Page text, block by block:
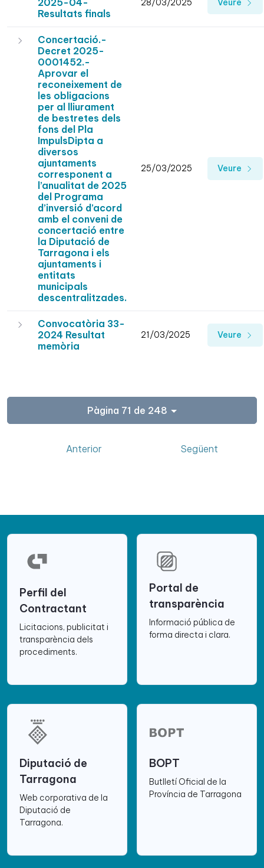
2025-04-
Resultats finals
28/03/2025 Veure
Concertació.-
Decret 2025-
0001452.-
Aprovar el
reconeixement de
les obligacions
per al lliurament
de bestretes dels
fons del Pla
ImpulsDipta a
diversos
ajuntaments
corresponent a
l’anualitat de 2025
del Programa
d’inversió d’acord
amb el conveni de
concertació entre
la Diputació de
Tarragona i els
ajuntaments i
entitats
municipals
descentralitzades.
25/03/2025 Veure
Convocatòria 33-
2024 Resultat
memòria
21/03/2025 Veure
Pàgina 71 de 248
Anterior Següent
Perfil del
Contractant
Licitacions, publicitat i
transparència dels
procediments.
Portal de
transparència
Informació pública de
forma directa i clara.
Diputació de
Tarragona
Web corporativa de la
Diputació de
Tarragona.
BOPT
Butlletí Oficial de la
Província de Tarragona